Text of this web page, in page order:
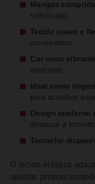
Mangas
sofisticado.
Tecido suave e
movimentos.
Cor neon vibrante
marcante.
Ideal como
para ocasiões
Design moderno
destacar a
Tamanho
O tecido elástico
apertar,